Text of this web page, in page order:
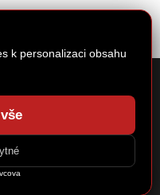
stránky:Regional|
k personalizaci obsahu